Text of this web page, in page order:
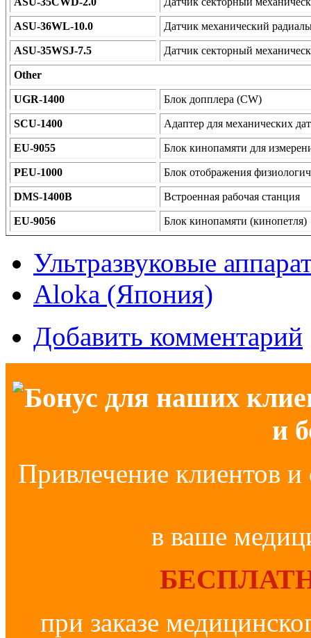
ASU-36WL-10.0 Датчик механический
ASU-35WSJ-7.5 Датчик секторный
Other
UGR-1400 Блок допплера (CW)
SCU-1400 Адаптер для механических
EU-9055 Блок кинопамяти для
PEU-1000 Блок отображения
DMS-1400B Встроенная рабочая станция
EU-9056 Блок кинопамяти (кинопетля)
Ультразвуковые
Aloka (Япония)
Добавить комментарий
Бонус для наших
и
Привлечение клиентов и
в ваше
при заказе